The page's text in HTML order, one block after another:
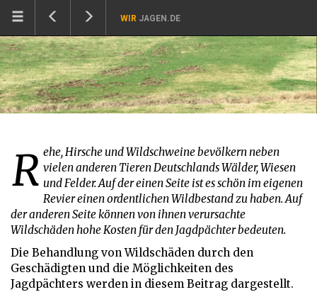
WIR JAGEN.DE
Rehe, Hirsche und Wildschweine bevölkern neben vielen anderen Tieren Deutschlands Wälder, Wiesen
und Felder. Auf der einen Seite ist es schön im eigenen
Revier einen ordentlichen Wildbestand zu haben. Auf
der anderen Seite können von ihnen verursachte
Wildschäden hohe Kosten für den Jagdpächter bedeuten.
Die Behandlung von Wildschäden durch den
Geschädigten und die Möglichkeiten des
Jagdpächters werden in diesem Beitrag dargestellt.